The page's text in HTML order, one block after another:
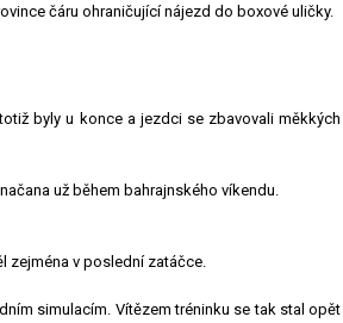
čáru ohraničující nájezd do boxové uličky.
byly u konce a jezdci se zbavovali měkkých
už během bahrajnského víkendu.
zejména v poslední zatáčce.
simulacím. Vítězem tréninku se tak stal opět